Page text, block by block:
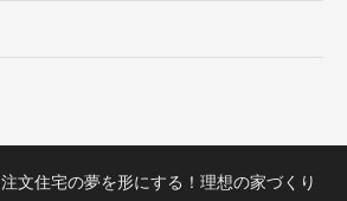
注文住宅の夢を形にする！理想の家づくり